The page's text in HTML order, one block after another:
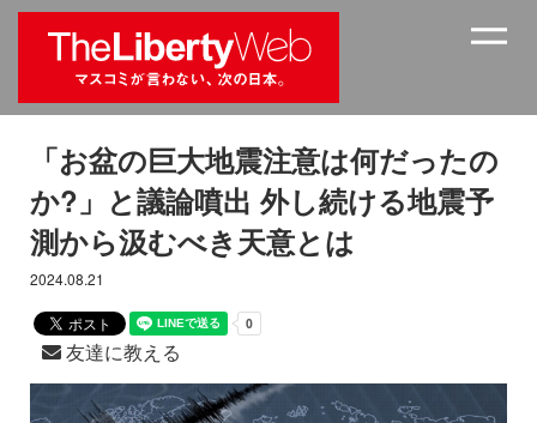
「お盆の巨大地震注意は何だったの
か?」と議論噴出 外し続ける地震予
測から汲むべき天意とは
2024.08.21
友達に教える